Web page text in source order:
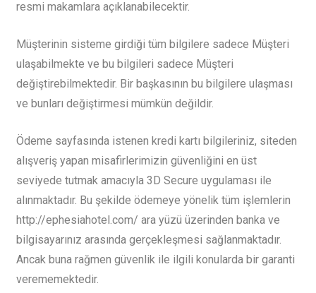
resmi makamlara açıklanabilecektir.
Müşterinin sisteme girdiği tüm bilgilere sadece Müşteri
ulaşabilmekte ve bu bilgileri sadece Müşteri
değiştirebilmektedir. Bir başkasının bu bilgilere ulaşması
ve bunları değiştirmesi mümkün değildir.
Ödeme sayfasında istenen kredi kartı bilgileriniz, siteden
alışveriş yapan misafirlerimizin güvenliğini en üst
seviyede tutmak amacıyla 3D Secure uygulaması ile
alınmaktadır. Bu şekilde ödemeye yönelik tüm işlemlerin
http://ephesiahotel.com/ ara yüzü üzerinden banka ve
bilgisayarınız arasında gerçekleşmesi sağlanmaktadır.
Ancak buna rağmen güvenlik ile ilgili konularda bir garanti
verememektedir.